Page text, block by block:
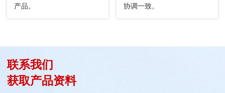
产品。
协调一致。
联系我们
获取产品资料